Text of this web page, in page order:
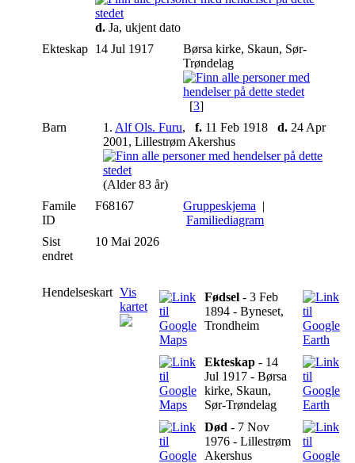
d. Ja, ukjent dato
Ekteskap 14 Jul 1917
Børsa kirke, Skaun, Sør-
Trøndelag
[3]
Barn
1. Alf Ols. Furu, f. 11 Feb 1918 d. 24 Apr
2001, Lillestrøm Akershus
(Alder 83 år)
Famile
ID
F68167 Gruppeskjema |
Familiediagram
Sist
endret
10 Mai 2026
Hendelseskart Vis
kartet
Fødsel - 3 Feb
1894 - Byneset,
Trondheim
Ekteskap - 14
Jul 1917 - Børsa
kirke, Skaun,
Sør-Trøndelag
Død - 7 Nov
1976 - Lillestrøm
Akershus